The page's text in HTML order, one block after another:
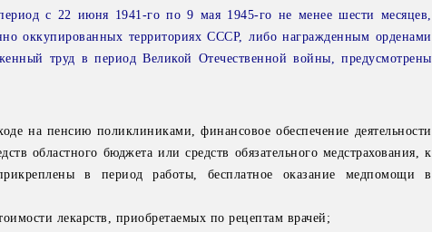
с 22 июня 1941-го по 9 мая 1945-го не менее шести месяцев,
оккупированных территориях СССР, либо награжденным орденами
труд в период Великой Отечественной войны, предусмотрены
на пенсию поликлиниками, финансовое обеспечение деятельности
областного бюджета или средств обязательного медстрахования, к
в период работы, бесплатное оказание медпомощи в
лекарств, приобретаемых по рецептам врачей;